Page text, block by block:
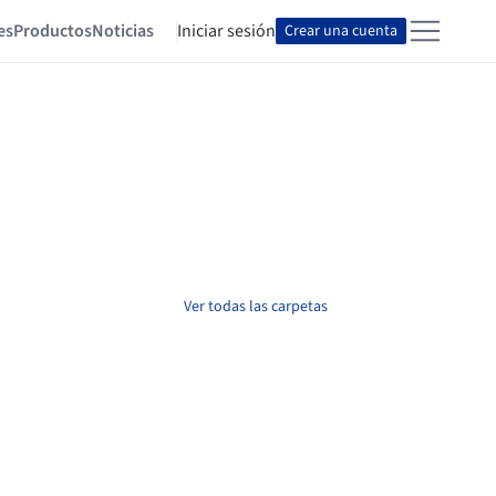
ProductosNoticias Iniciar sesión Crear una cuenta
Ver todas las carpetas